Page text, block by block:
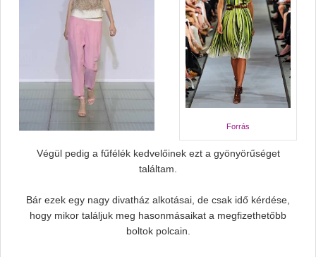
Forrás
Végül pedig a fűfélék kedvelőinek ezt a gyönyörűséget
találtam.
Bár ezek egy nagy divatház alkotásai, de csak idő kérdése,
hogy mikor találjuk meg hasonmásaikat a megfizethetőbb
boltok polcain.